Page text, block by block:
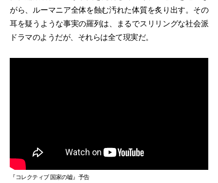
がら、ルーマニア全体を蝕む汚れた体質を炙り出す。その
耳を疑うような事実の羅列は、まるでスリリングな社会派
ドラマのようだが、それらは全て現実だ。
『コレクティブ 国家の嘘』予告